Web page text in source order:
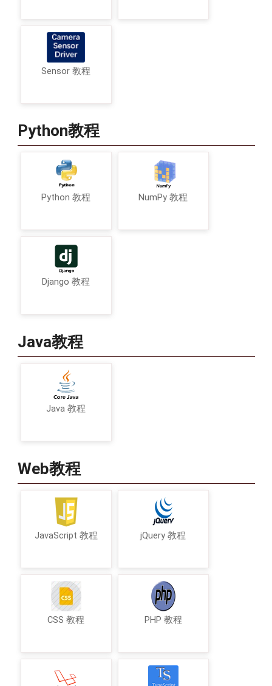
Sensor 教程
Python教程
Python 教程 NumPy 教程
Django 教程
Java教程
Java 教程
Web教程
JavaScript 教程 jQuery 教程
CSS 教程 PHP 教程